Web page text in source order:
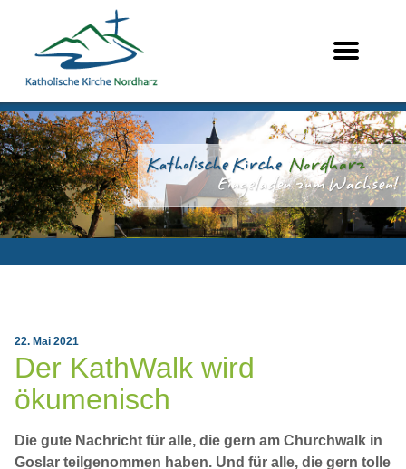
22. Mai 2021
Der KathWalk wird
ökumenisch
Die gute Nachricht für alle, die gern am Churchwalk in
Goslar teilgenommen haben. Und für alle, die gern tolle